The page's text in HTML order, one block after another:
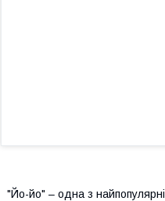
"Йо-йо" – одна з